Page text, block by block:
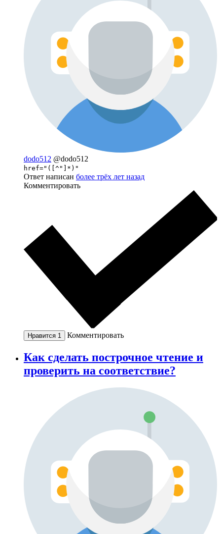
dodo512 @dodo512
href="([^"]*)"
Ответ написан более трёх лет назад
Комментировать
Нравится 1 Комментировать
Как сделать построчное чтение и
проверить на соответствие?